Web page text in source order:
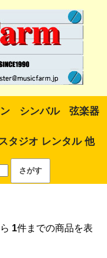
シンバル 弦楽器
タジオ レンタル 他
1件までの商品を表